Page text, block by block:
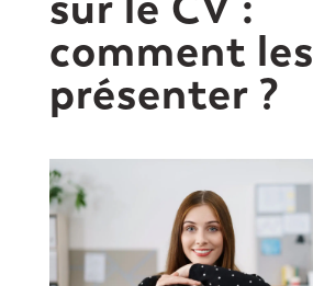
comment les
présenter ?